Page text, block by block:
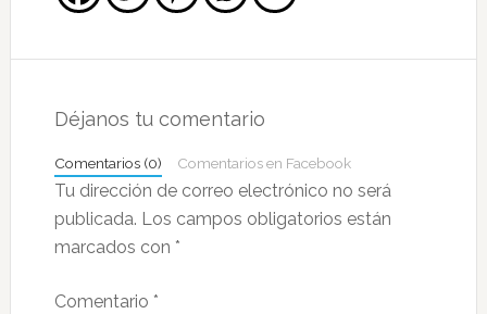
con
lectores
Déjanos tu comentario
Comentarios (0) Comentarios en Facebook
Tu dirección de correo electrónico no será
publicada. Los campos obligatorios están
marcados con *
Comentario *